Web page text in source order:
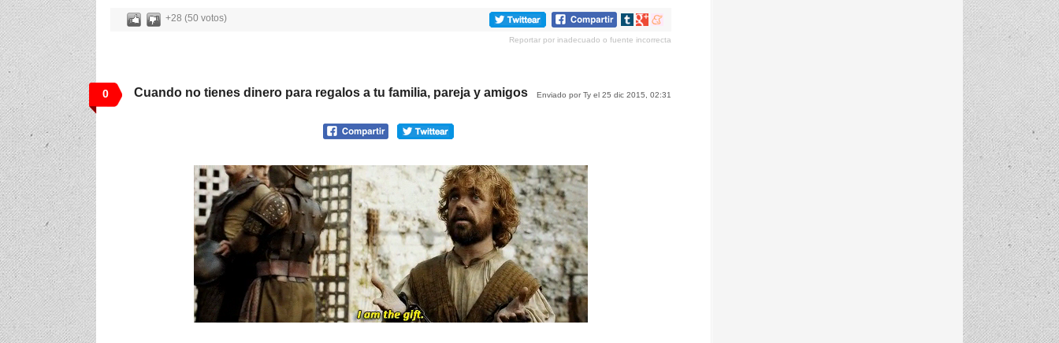
+28 (50 votos)
Compartir
tumblr
Compartir
Google+
Compartir
meneame
Reportar por inadecuado o fuente incorrecta
0 Enviado por Ty el 25 dic 2015, 02:31
Cuando no tienes dinero para regalos a tu familia, pareja y amigos